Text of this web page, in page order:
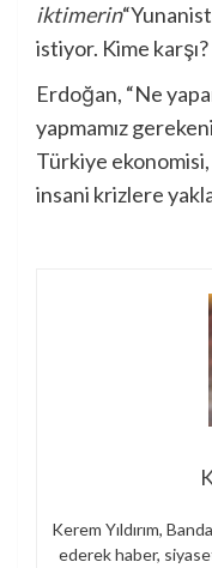
iktimerin
istiyor. Kime
Erdoğan, “Ne
yapmamız
Türkiye ekonomisi,
insani krizlere
Kerem Yıldırım,
ederek haber,